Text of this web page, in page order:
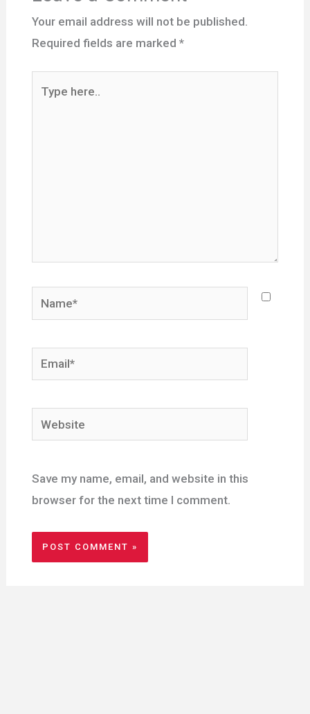
Your email address will not be published.
Required fields are marked *
Name*
Email*
Website
Save my name, email, and website in this
browser for the next time I comment.